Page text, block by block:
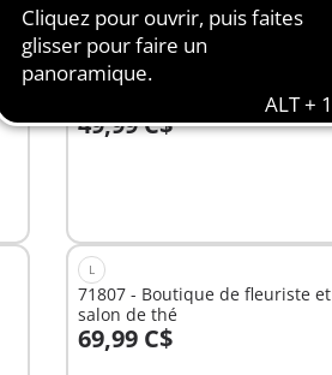
M
71830 - Duo de Vikings, barque,
canon et monstre marin
49,99 C$
Au panier
L
71807 - Boutique de fleuriste et
salon de thé
69,99 C$
Au panier